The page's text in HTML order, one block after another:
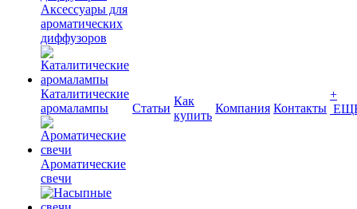
Аксессуары для
ароматических
диффузоров
Каталитические
аромалампы
Ароматические
свечи
Статьи
Как
купить
Компания Контакты
+